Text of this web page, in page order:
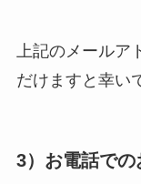
上記のメール
だけますと幸い
3）お電話で